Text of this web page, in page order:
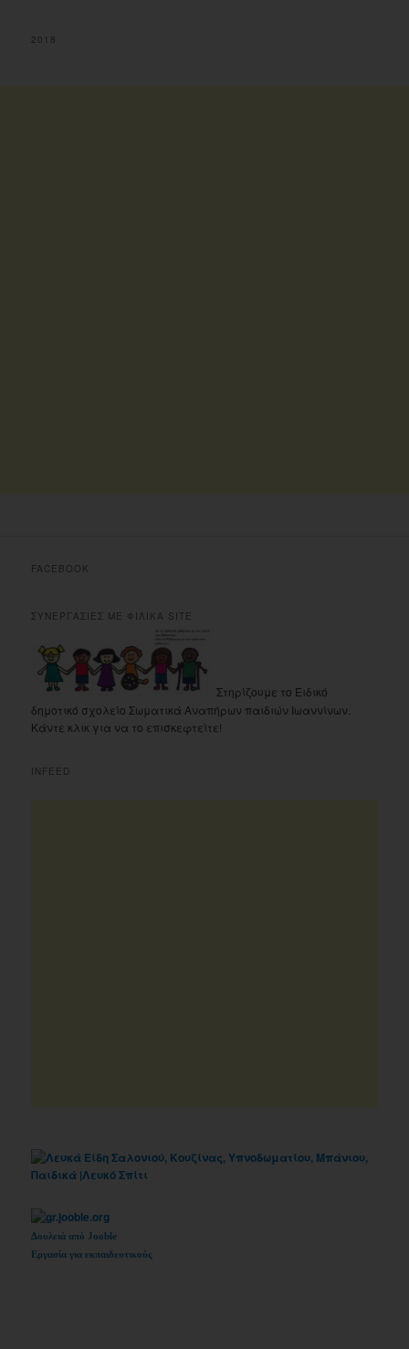
2018
FACEBOOK
ΣΥΝΕΡΓΑΣΙΕΣ ΜΕ ΦΙΛΙΚΑ SITE
Στηρίζουμε το Ειδικό
δημοτικό σχολείο Σωματικά Αναπήρων παιδιών Ιωαννίνων.
Κάντε κλικ για να το επισκεφτείτε!
INFEED
Δουλειά από Jooble
Εργασία για εκπαιδευτικούς